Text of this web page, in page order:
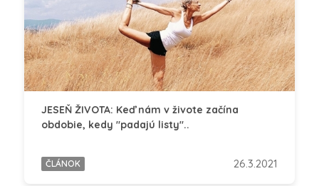
JESEŇ ŽIVOTA: Keď nám v živote začína
obdobie, kedy "padajú listy"..
ČLÁNOK 26.3.2021